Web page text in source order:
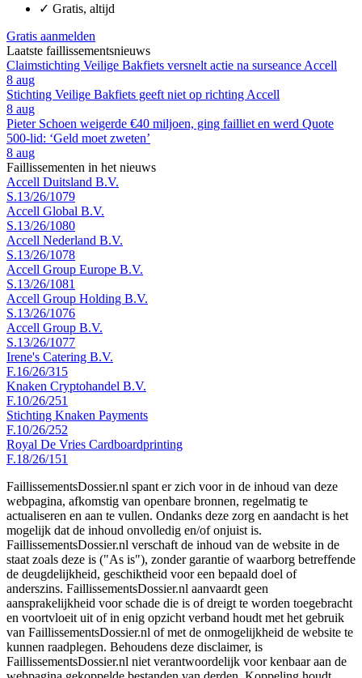
✓ Gratis, altijd
Gratis aanmelden
Laatste faillissementsnieuws
Claimstichting Veilige Bakfiets versnelt actie na surseance Accell
8 aug
Stichting Veilige Bakfiets geeft niet op richting Accell
8 aug
Pieter Schoen weigerde €40 miljoen, ging failliet en werd Quote
500-lid: ‘Geld moet zweten’
8 aug
Faillissementen in het nieuws
Accell Duitsland B.V.
S.13/26/1079
Accell Global B.V.
S.13/26/1080
Accell Nederland B.V.
S.13/26/1078
Accell Group Europe B.V.
S.13/26/1081
Accell Group Holding B.V.
S.13/26/1076
Accell Group B.V.
S.13/26/1077
Irene's Catering B.V.
F.16/26/315
Knaken Cryptohandel B.V.
F.10/26/251
Stichting Knaken Payments
F.10/26/252
Royal De Vries Cardboardprinting
F.18/26/151
FaillissementsDossier.nl spant er zich voor in de inhoud van deze
webpagina, afkomstig van openbare bronnen, regelmatig te
actualiseren en aan te vullen. Ondanks deze zorg en aandacht is het
mogelijk dat de inhoud onvolledig en/of onjuist is.
FaillissementsDossier.nl verschaft de inhoud van de website in de
staat zoals deze is ("As is"), zonder garantie of waarborg betreffende
de deugdelijkheid, geschiktheid voor een bepaald doel of
anderszins. FaillissementsDossier.nl aanvaardt geen
aansprakelijkheid voor schade die is of dreigt te worden toegebracht
en voortvloeit uit of in enig opzicht verband houdt met het gebruik
van FaillissementsDossier.nl of met de onmogelijkheid de website te
kunnen raadplegen. Behoudens deze disclaimer, is
FaillissementsDossier.nl niet verantwoordelijk voor kenbaar aan de